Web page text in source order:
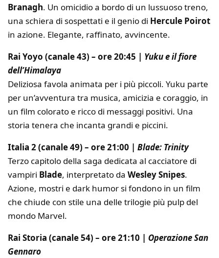
Branagh. Un omicidio a bordo di un lussuoso treno,
una schiera di sospettati e il genio di Hercule Poirot
in azione. Elegante, raffinato, avvincente.
Rai Yoyo (canale 43) – ore 20:45 | Yuku e il fiore
dell’Himalaya
Deliziosa favola animata per i più piccoli. Yuku parte
per un’avventura tra musica, amicizia e coraggio, in
un film colorato e ricco di messaggi positivi. Una
storia tenera che incanta grandi e piccini.
Italia 2 (canale 49) – ore 21:00 | Blade: Trinity
Terzo capitolo della saga dedicata al cacciatore di
vampiri Blade, interpretato da Wesley Snipes.
Azione, mostri e dark humor si fondono in un film
che chiude con stile una delle trilogie più pulp del
mondo Marvel.
Rai Storia (canale 54) – ore 21:10 | Operazione San
Gennaro